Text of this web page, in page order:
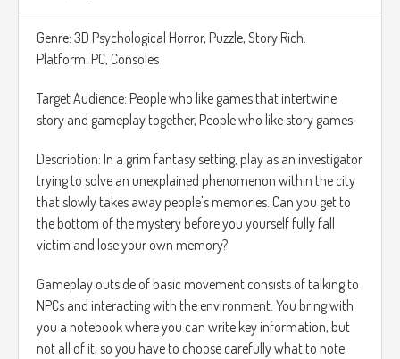
Genre: 3D Psychological Horror, Puzzle, Story Rich.
Platform: PC, Consoles
Target Audience: People who like games that intertwine
story and gameplay together, People who like story games.
Description: In a grim fantasy setting, play as an investigator
trying to solve an unexplained phenomenon within the city
that slowly takes away people's memories. Can you get to
the bottom of the mystery before you yourself fully fall
victim and lose your own memory?
Gameplay outside of basic movement consists of talking to
NPCs and interacting with the environment. You bring with
you a notebook where you can write key information, but
not all of it, so you have to choose carefully what to note